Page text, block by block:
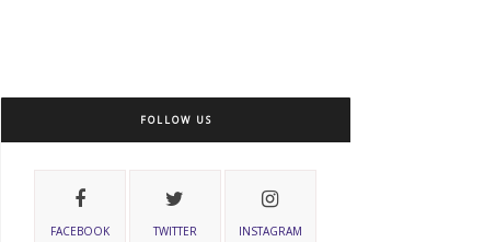
FOLLOW US
FACEBOOK TWITTER INSTAGRAM